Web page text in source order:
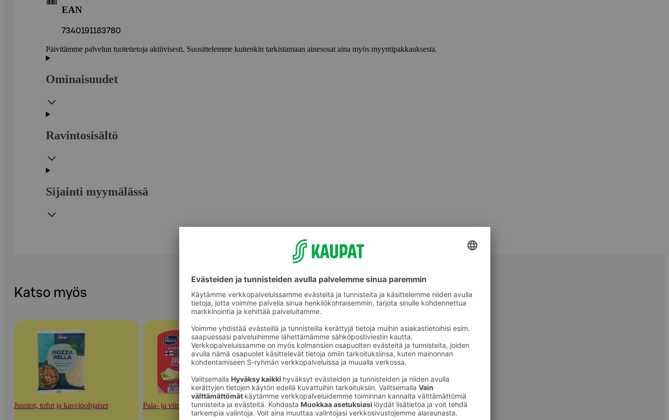
EAN
7340191183780
Päivitämme palvelun tuotetietoja aktiivisesti. Suosittelemme kuitenkin tarkistamaan ainesosat aina myös myyntipakkauksesta.
Ominaisuudet
Ravintosisältö
Sijainti myymälässä
Katso myös
Juustot, tofut ja kasvipohjaiset Pala- ja viipalejuustot Gouda-juustot